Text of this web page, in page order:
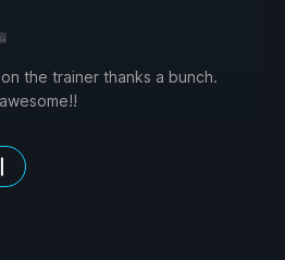
the trainer thanks a bunch.